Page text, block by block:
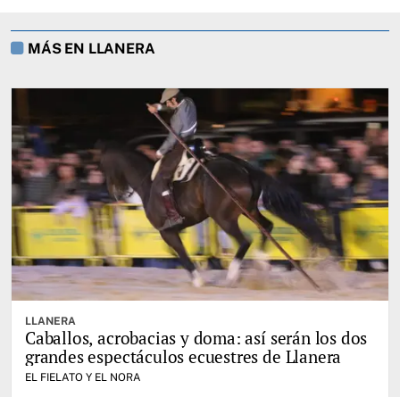
MÁS EN LLANERA
LLANERA
Caballos, acrobacias y doma: así serán los dos
grandes espectáculos ecuestres de Llanera
EL FIELATO Y EL NORA